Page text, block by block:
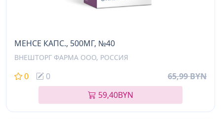
МЕНСЕ КАПС., 500МГ, №40
ВНЕШТОРГ ФАРМА ООО, РОССИЯ
0 0
65,99 BYN
59,40BYN